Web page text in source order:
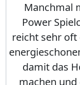
Manchmal
Power
reicht sehr oft
damit das
machen